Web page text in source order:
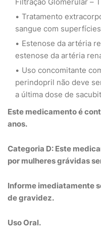
Tratamento
sangue com
Estenose da artéria
estenose da artéria
Uso concomitante
perindopril não deve
a última dose de
Este medicamento é
anos.
Categoria D: Este
por mulheres grávidas
Informe imediatamente
de gravidez.
Uso Oral.